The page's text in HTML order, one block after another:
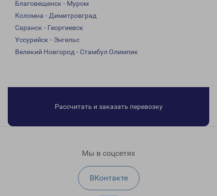
Благовещенск - Муром
Коломна - Димитровград
Саранск - Георгиевск
Уссурийск - Энгельс
Великий Новгород - Стамбул Олимпик
Рассчитать и заказать перевозку
Мы в соцсетях
ВКонтакте